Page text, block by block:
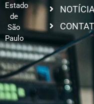
Estado
de
São
Paulo